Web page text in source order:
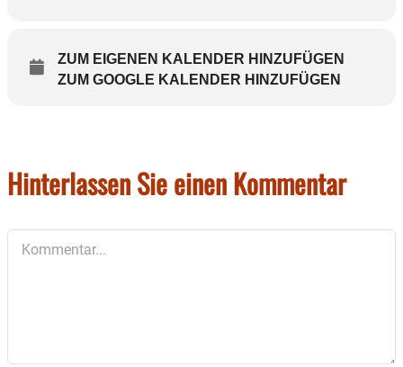
ZUM EIGENEN KALENDER HINZUFÜGEN
ZUM GOOGLE KALENDER HINZUFÜGEN
Hinterlassen Sie einen Kommentar